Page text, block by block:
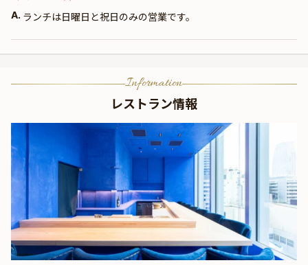
A. ランチは日曜日と祝日のみの営業です。
Information
レストラン情報